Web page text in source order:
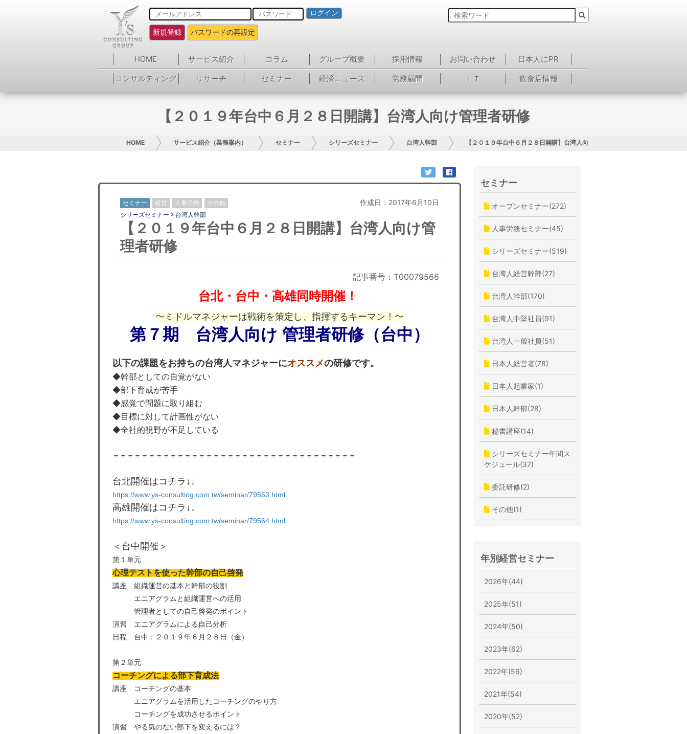
ログイン
新規登録 パスワードの再設定
HOME サービス紹介 コラム グループ概要 採用情報 お問い合わせ
日本人にPR
コンサルティング
リサーチ セミナー 経済ニュース 労務顧問 ＩＴ 飲食店情報
【２０１９年台中６月２８日開講】台湾人向け管理者研修
HOME サービス紹介（業務案内） セミナー シリーズセミナー 台湾人幹部 【２０１９年台中６月２８日開講】台湾人向け管理者研修
セミナー 経営 人事労務 その他 作成日：2017年6月10日
シリーズセミナー 台湾人幹部
【２０１９年台中６月２８日開講】台湾人向け管
理者研修
記事番号：T00079566
台北・台中・高雄同時開催！
〜 ミドルマネジャーは戦術を策定し、指揮するキーマン！ 〜
第７期 台湾人向け 管理者研修（台中）
以下の課題をお持ちの台湾人マネジャーにオススメの研修です。
◆幹部としての自覚がない
◆部下育成が苦手
◆感覚で問題に取り組む
◆目標に対して計画性がない
◆全社的視野が不足している
＝＝＝＝＝＝＝＝＝＝＝＝＝＝＝＝＝＝＝＝＝＝＝＝＝＝＝＝＝＝＝＝＝＝
台北開催はコチラ↓↓
https://www.ys-consulting.com.tw/seminar/79563.html
高雄開催はコチラ↓↓
https://www.ys-consulting.com.tw/seminar/79564.html
＜台中開催＞
第１単元
心理テストを使った幹部の自己啓発
講座 組織運営の基本と幹部の役割
エニアグラムと組織運営への活用
管理者としての自己啓発のポイント
演習 エニアグラムによる自己分析
日程 台中：２０１９年６月２８日（金）
第２単元
コーチングによる部下育成法
講座 コーチングの基本
エニアグラムを活用したコーチングのやり方
コーチングを成功させるポイント
演習 やる気のない部下を変えるには？
セミナー
オープンセミナー(272)
人事労務セミナー(45)
シリーズセミナー(519)
台湾人経営幹部(27)
台湾人幹部(170)
台湾人中堅社員(91)
台湾人一般社員(51)
日本人経営者(78)
日本人起業家(1)
日本人幹部(28)
秘書講座(14)
シリーズセミナー年間ス
ケジュール(37)
委託研修(2)
その他(1)
年別経営セミナー
2026年(44)
2025年(51)
2024年(50)
2023年(62)
2022年(56)
2021年(54)
2020年(52)